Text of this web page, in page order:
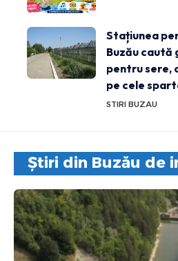
Stațiunea
Buzău caută
pentru sere,
pe cele
STIRI BUZAU
Știri din Buzău de